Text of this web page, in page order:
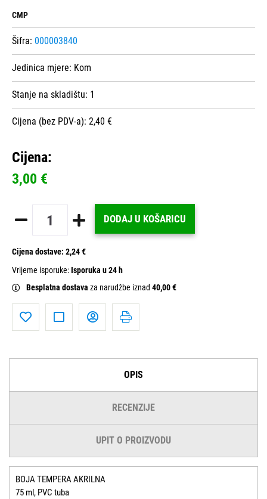
CMP
Šifra: 000003840
Jedinica mjere: Kom
Stanje na skladištu: 1
Cijena (bez PDV-a): 2,40 €
Cijena:
3,00 €
DODAJ U KOŠARICU
Cijena dostave: 2,24 €
Vrijeme isporuke:Isporuka u 24 h
Besplatna dostava za narudžbe iznad 40,00 €
OPIS
RECENZIJE
UPIT O PROIZVODU
BOJA TEMPERA AKRILNA
75 ml, PVC tuba